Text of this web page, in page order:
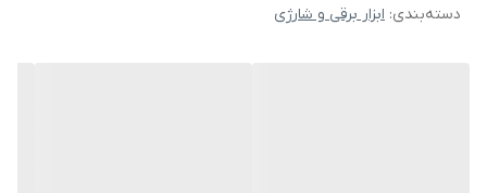
دسته‌بندی: ابزار برقی و شارژی